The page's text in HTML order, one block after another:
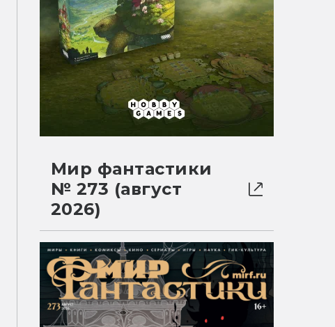
Мир фантастики
№ 273 (август
2026)